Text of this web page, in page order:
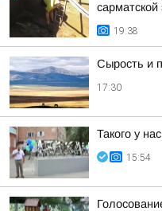
сарматской
19:38
Сырость и
17:30
Такого у
15:54